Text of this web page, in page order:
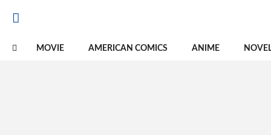
MOVIE AMERICAN COMICS ANIME